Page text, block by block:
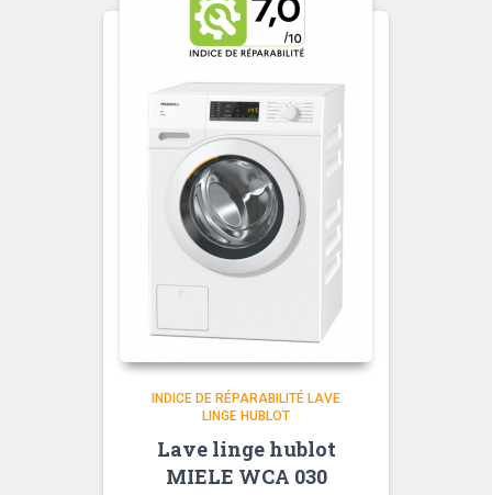
INDICE DE RÉPARABILITÉ LAVE
LINGE HUBLOT
Lave linge hublot
MIELE WCA 030